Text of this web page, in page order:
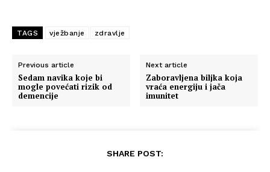
TAGS vježbanje zdravlje
Previous article
Sedam navika koje bi
mogle povećati rizik od
demencije
Next article
Zaboravljena biljka koja
vraća energiju i jača
imunitet
SHARE POST: